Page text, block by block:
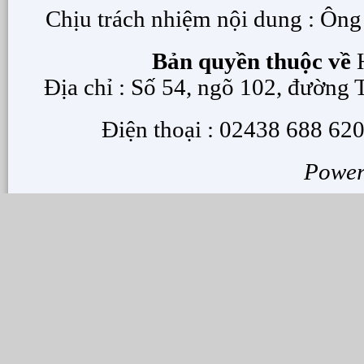
Chịu trách nhiệm nội dung :
Bản quyền thuộc về
Địa chỉ : Số 54, ngõ 102, đường
Điện thoại : 02438 688